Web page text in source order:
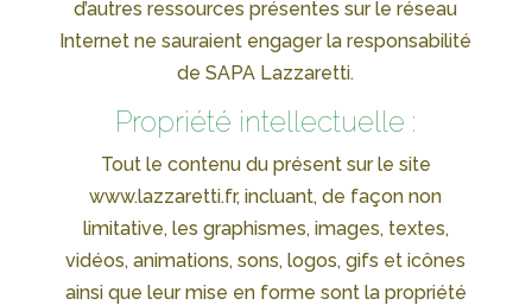
d’autres ressources présentes sur le réseau
Internet ne sauraient engager la responsabilité
de SAPA Lazzaretti.
Propriété intellectuelle :
Tout le contenu du présent sur le site
www.lazzaretti.fr, incluant, de façon non
limitative, les graphismes, images, textes,
vidéos, animations, sons, logos, gifs et icônes
ainsi que leur mise en forme sont la propriété